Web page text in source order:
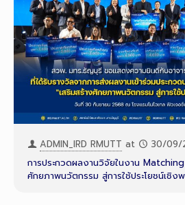
ADMIN_IRD RMUTT at
30/09/
การประกวดผลงานวิจัยในงาน
ศักยภาพนวัตกรรม สู่การใช้ประโยชน์เชิง